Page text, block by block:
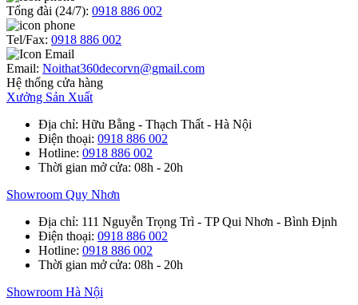
Tổng đài (24/7): 0918 886 002
Tel/Fax: 0918 886 002
Email: Noithat360decorvn@gmail.com
Hệ thống cửa hàng
Xưởng Sản Xuất
Địa chỉ: Hữu Bằng - Thạch Thất - Hà Nội
Điện thoại: 0918 886 002
Hotline: 0918 886 002
Thời gian mở cửa: 08h - 20h
Showroom Quy Nhơn
Địa chỉ: 111 Nguyễn Trọng Trì - TP Qui Nhơn - Bình Định
Điện thoại: 0918 886 002
Hotline: 0918 886 002
Thời gian mở cửa: 08h - 20h
Showroom Hà Nội